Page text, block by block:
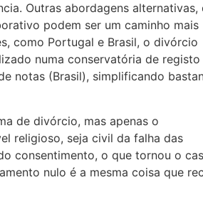
Outras abordagens alternativas,
podem ser um caminho mais
como Portugal e Brasil, o divórcio
numa conservatória de
notas (Brasil), simplificando
de divórcio, mas apenas o
religioso, seja civil da falha das
consentimento, o que tornou o
nulo é a mesma coisa que